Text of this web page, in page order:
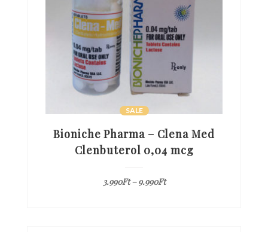
SALE
Bioniche Pharma – Clena Med
Clenbuterol 0,04 mcg
3.990Ft–9.990Ft